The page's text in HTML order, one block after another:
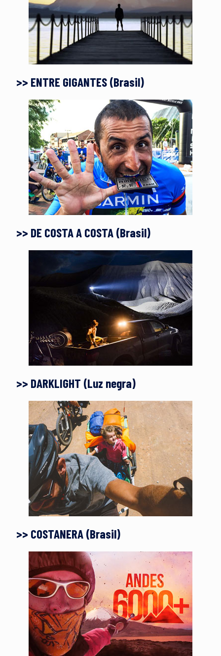
>> ENTRE GIGANTES (Brasil)
>> DE COSTA A COSTA (Brasil)
>> DARKLIGHT (Luz negra)
>> COSTANERA (Brasil)